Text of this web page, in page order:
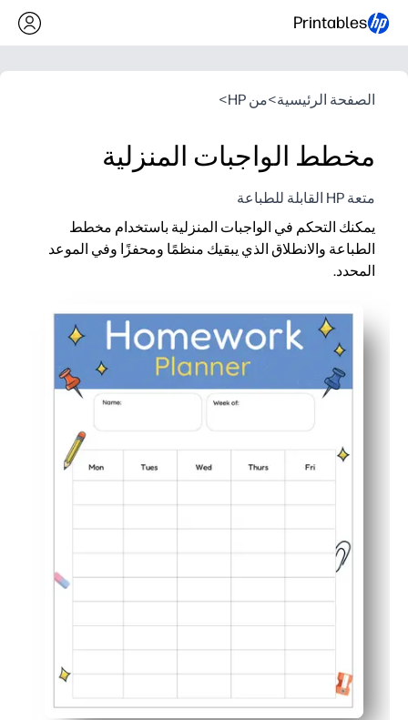
Printables
الصفحة الرئيسية>من HP >
مخطط الواجبات المنزلية
متعة HP القابلة للطباعة
يمكنك التحكم في الواجبات المنزلية باستخدام مخطط
الطباعة والانطلاق الذي يبقيك منظمًا ومحفزًا وفي الموعد
المحدد.
Zero prep - اطبع صفحة جديدة كلما احتجت إليها
نظرة عامة أسبوعية تجعل من السهل التخطيط للمهام وتواريخ
تؤدي عمليات تسجيل الوصول المُرضية إلى بناء الحافز وتقليل
يعمل في المنزل أو في الفصل - روتين ثابت يمكنك إعادة